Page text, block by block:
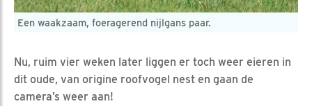
Een waakzaam, foeragerend nijlgans paar.
Nu, ruim vier weken later liggen er toch weer eieren in
dit oude, van origine roofvogel nest en gaan de
camera’s weer aan!